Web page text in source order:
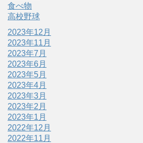
食べ物
高校野球
2023年12月
2023年11月
2023年7月
2023年6月
2023年5月
2023年4月
2023年3月
2023年2月
2023年1月
2022年12月
2022年11月